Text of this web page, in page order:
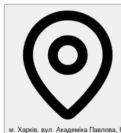
м. Харків, вул. Академіка Павлова,